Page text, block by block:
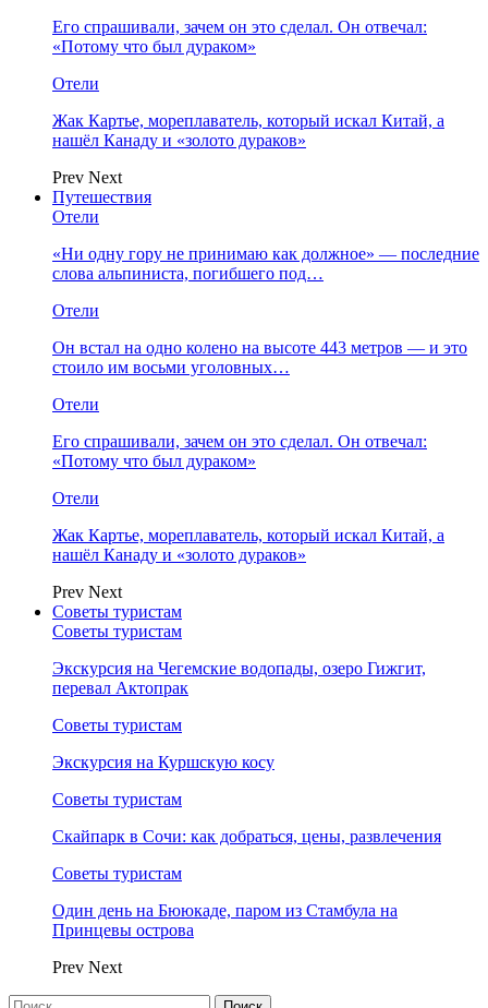
Его спрашивали, зачем он это сделал. Он отвечал:
«Потому что был дураком»
Отели
Жак Картье, мореплаватель, который искал Китай, а
нашёл Канаду и «золото дураков»
Prev Next
Путешествия
Отели
«Ни одну гору не принимаю как должное» — последние
слова альпиниста, погибшего под…
Отели
Он встал на одно колено на высоте 443 метров — и это
стоило им восьми уголовных…
Отели
Его спрашивали, зачем он это сделал. Он отвечал:
«Потому что был дураком»
Отели
Жак Картье, мореплаватель, который искал Китай, а
нашёл Канаду и «золото дураков»
Prev Next
Советы туристам
Советы туристам
Экскурсия на Чегемские водопады, озеро Гижгит,
перевал Актопрак
Советы туристам
Экскурсия на Куршскую косу
Советы туристам
Скайпарк в Сочи: как добраться, цены, развлечения
Советы туристам
Один день на Бююкаде, паром из Стамбула на
Принцевы острова
Prev Next